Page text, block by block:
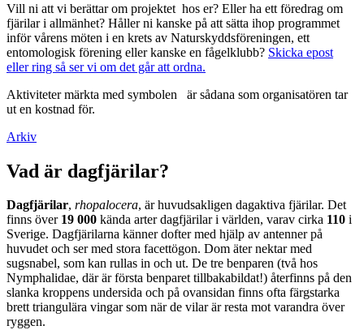
Vill ni att vi berättar om projektet hos er? Eller ha ett föredrag om
fjärilar i allmänhet? Håller ni kanske på att sätta ihop programmet
inför vårens möten i en krets av Naturskyddsföreningen, ett
entomologisk förening eller kanske en fågelklubb? Skicka epost
eller ring så ser vi om det går att ordna.
Aktiviteter märkta med symbolen
är sådana som organisatören tar
ut en kostnad för.
Arkiv
Vad är dagfjärilar?
Dagfjärilar, rhopalocera, är huvudsakligen dagaktiva fjärilar. Det
finns över 19 000 kända arter dagfjärilar i världen, varav cirka 110 i
Sverige. Dagfjärilarna känner dofter med hjälp av antenner på
huvudet och ser med stora facettögon. Dom äter nektar med
sugsnabel, som kan rullas in och ut. De tre benparen (två hos
Nymphalidae, där är första benparet tillbakabildat!) återfinns på den
slanka kroppens undersida och på ovansidan finns ofta färgstarka
brett triangulära vingar som när de vilar är resta mot varandra över
ryggen.